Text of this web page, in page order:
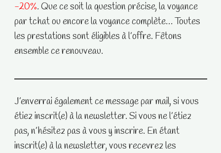
-20%. Que ce soit la question précise, la voyance
par tchat ou encore la voyance complète… Toutes
les prestations sont éligibles à l’offre. Fêtons
ensemble ce renouveau.
J’enverrai également ce message par mail, si vous
étiez inscrit(e) à la newsletter. Si vous ne l’étiez
pas, n’hésitez pas à vous y inscrire. En étant
inscrit(e) à la newsletter, vous recevrez les